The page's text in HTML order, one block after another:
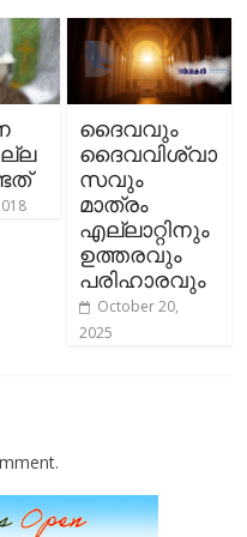
ദൈവവും
ദൈവവിശ്വാ
സവും
മാത്രം
എല്ലാറ്റിനും
ഉത്തരവും
പരിഹാരവും
October 20,
2025